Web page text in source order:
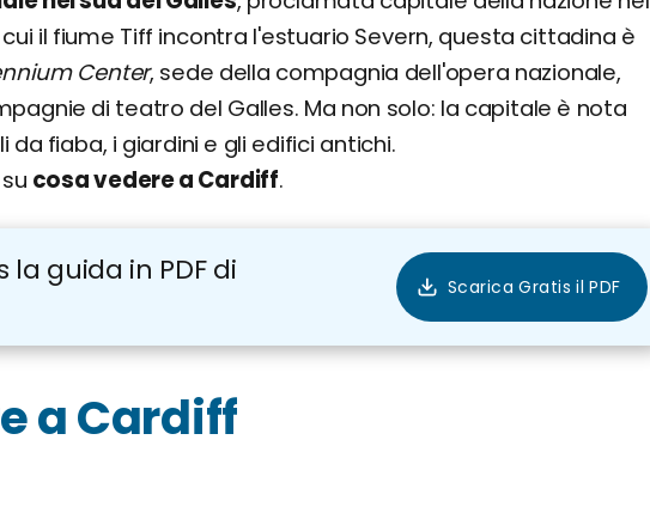
il fiume Tiff incontra l'estuario Severn, questa cittadina è
Center, sede della compagnia dell'opera nazionale,
di teatro del Galles. Ma non solo: la capitale è nota
da fiaba, i giardini e gli edifici antichi.
cosa vedere a Cardiff.
la guida in PDF di
a Cardiff